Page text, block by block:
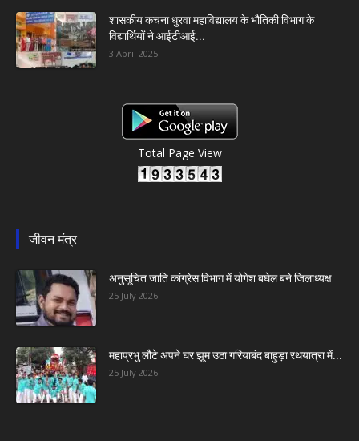
शासकीय कचना धुरवा महाविद्यालय के भौतिकी विभाग के
विद्यार्थियों ने आईटीआई...
3 April 2025
Total Page View
जीवन मंत्र
अनुसूचित जाति कांग्रेस विभाग में योगेश बघेल बने जिलाध्यक्ष
25 July 2026
महाप्रभु लौटे अपने घर झूम उठा गरियाबंद बाहुड़ा रथयात्रा में...
25 July 2026